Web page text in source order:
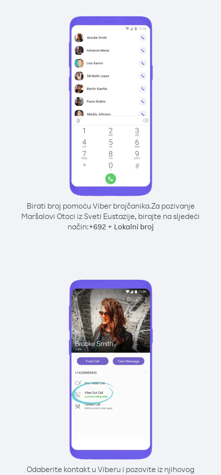
Birati broj pomoću Viber brojčanika.Za pozivanje
Maršalovi Otoci iz Sveti Eustazije, birajte na sljedeći
način:+692+ Lokalni broj
Odaberite kontakt u Viberu i pozovite iz njihovog